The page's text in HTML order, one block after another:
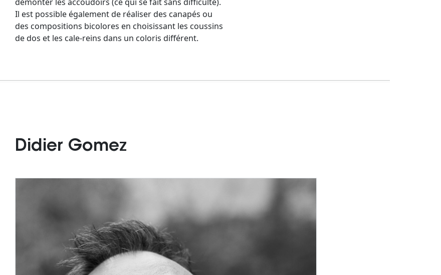
Il est possible également de réaliser des canapés ou
des compositions bicolores en choisissant les coussins
de dos et les cale-reins dans un coloris différent.
Didier Gomez